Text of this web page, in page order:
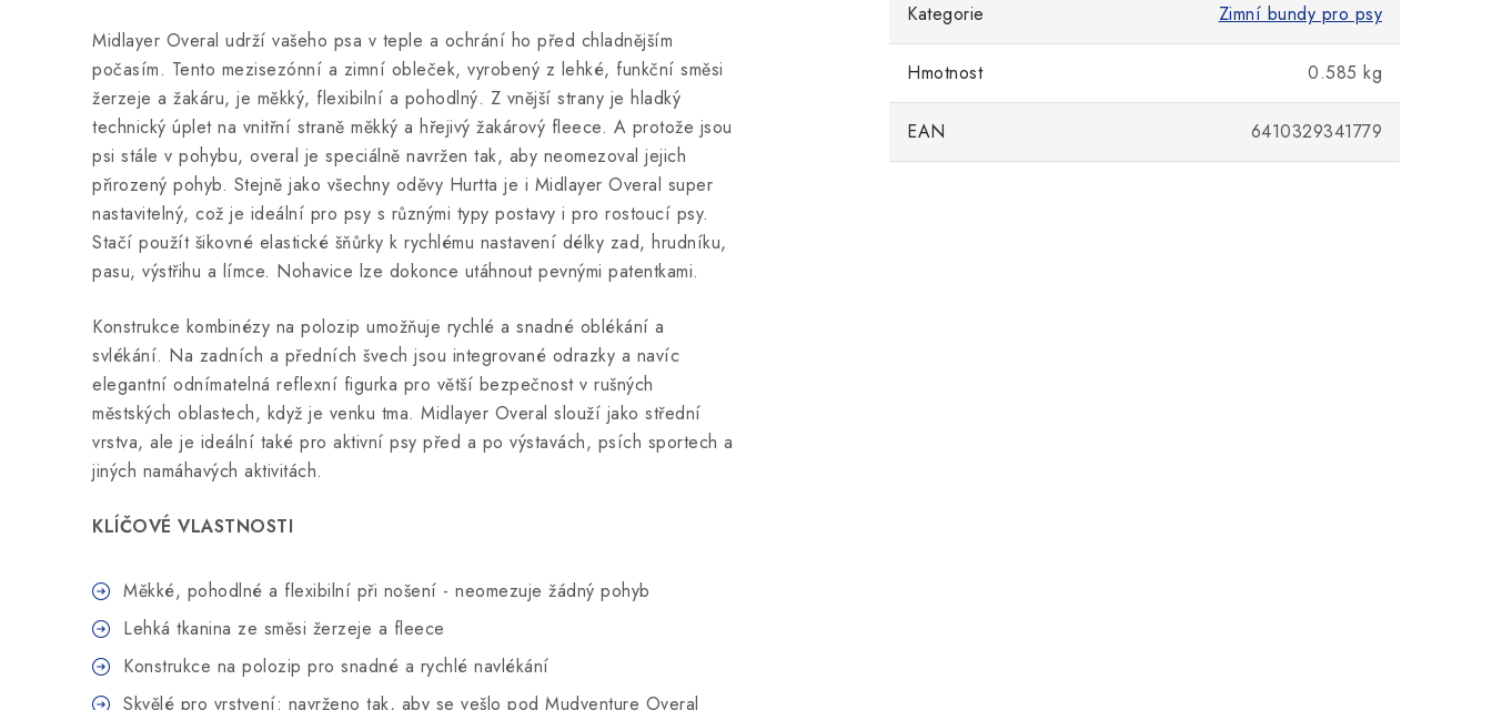
Midlayer Overal udrží vašeho psa v teple a ochrání ho před chladnějším
počasím. Tento mezisezónní a zimní obleček, vyrobený z lehké, funkční směsi
žerzeje a žakáru, je měkký, flexibilní a pohodlný. Z vnější strany je hladký
technický úplet na vnitřní straně měkký a hřejivý žakárový fleece. A protože jsou
psi stále v pohybu, overal je speciálně navržen tak, aby neomezoval jejich
přirozený pohyb. Stejně jako všechny oděvy Hurtta je i Midlayer Overal super
nastavitelný, což je ideální pro psy s různými typy postavy i pro rostoucí psy.
Stačí použít šikovné elastické šňůrky k rychlému nastavení délky zad, hrudníku,
pasu, výstřihu a límce. Nohavice lze dokonce utáhnout pevnými patentkami.
Konstrukce kombinézy na polozip umožňuje rychlé a snadné oblékání a
svlékání. Na zadních a předních švech jsou integrované odrazky a navíc
elegantní odnímatelná reflexní figurka pro větší bezpečnost v rušných
městských oblastech, když je venku tma. Midlayer Overal slouží jako střední
vrstva, ale je ideální také pro aktivní psy před a po výstavách, psích sportech a
jiných namáhavých aktivitách.
KLÍČOVÉ VLASTNOSTI
Měkké, pohodlné a flexibilní při nošení - neomezuje žádný pohyb
Lehká tkanina ze směsi žerzeje a fleece
Konstrukce na polozip pro snadné a rychlé navlékání
Skvělé pro vrstvení: navrženo tak, aby se vešlo pod Mudventure Overal
Kategorie Zimní bundy pro psy
Hmotnost 0.585 kg
EAN 6410329341779